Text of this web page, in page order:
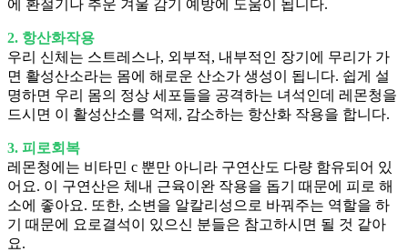
에 환절기나 추운 겨울 감기 예방에 도움이 됩니다.
2. 항산화작용
우리 신체는 스트레스나, 외부적, 내부적인 장기에 무리가 가
면 활성산소라는 몸에 해로운 산소가 생성이 됩니다. 쉽게 설
명하면 우리 몸의 정상 세포들을 공격하는 녀석인데 레몬청을
드시면 이 활성산소를 억제, 감소하는 항산화 작용을 합니다.​
3. 피로회복
레몬청에는 비타민 c 뿐만 아니라 구연산도 다량 함유되어 있
어요. 이 구연산은 체내 근육이완 작용을 돕기 때문에 피로 해
소에 좋아요. 또한, 소변을 알칼리성으로 바꿔주는 역할을 하
기 때문에 요로결석이 있으신 분들은 참고하시면 될 것 같아
요.​